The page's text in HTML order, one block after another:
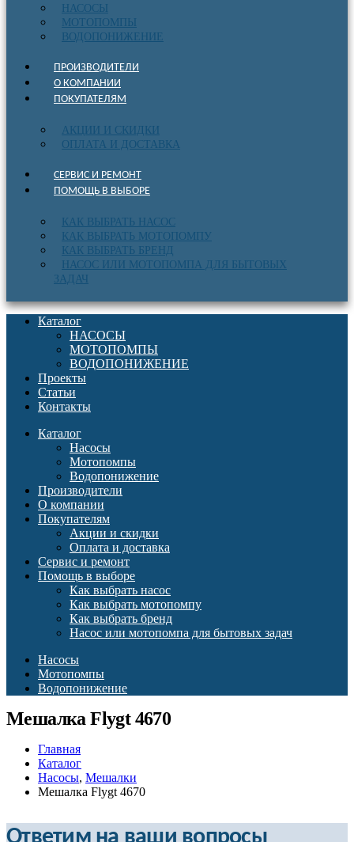
НАСОСЫ
МОТОПОМПЫ
ВОДОПОНИЖЕНИЕ
ПРОИЗВОДИТЕЛИ
О КОМПАНИИ
ПОКУПАТЕЛЯМ
АКЦИИ И СКИДКИ
ОПЛАТА И ДОСТАВКА
СЕРВИС И РЕМОНТ
ПОМОЩЬ В ВЫБОРЕ
КАК ВЫБРАТЬ НАСОС
КАК ВЫБРАТЬ МОТОПОМПУ
КАК ВЫБРАТЬ БРЕНД
НАСОС ИЛИ МОТОПОМПА ДЛЯ БЫТОВЫХ
ЗАДАЧ
Каталог
НАСОСЫ
МОТОПОМПЫ
ВОДОПОНИЖЕНИЕ
Проекты
Статьи
Контакты
Каталог
Насосы
Мотопомпы
Водопонижение
Производители
О компании
Покупателям
Акции и скидки
Оплата и доставка
Сервис и ремонт
Помощь в выборе
Как выбрать насос
Как выбрать мотопомпу
Как выбрать бренд
Насос или мотопомпа для бытовых задач
Насосы
Мотопомпы
Водопонижение
Мешалка Flygt 4670
Главная
Каталог
Насосы, Мешалки
Мешалка Flygt 4670